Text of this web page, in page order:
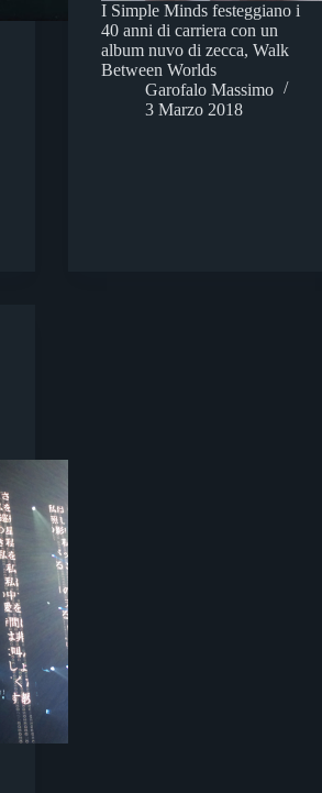
I Simple Minds festeggiano i
40 anni di carriera con un
album nuvo di zecca, Walk
Between Worlds
Garofalo Massimo
3 Marzo 2018